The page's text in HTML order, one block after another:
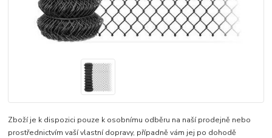
Zboží je k dispozici pouze k osobnímu odběru na naší prodejně nebo
prostřednictvím vaší vlastní dopravy, případně vám jej po dohodě